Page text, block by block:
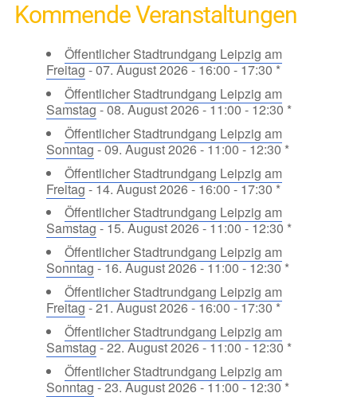
Kommende Veranstaltungen
Öffentlicher Stadtrundgang Leipzig am
Freitag- 07. August 2026 - 16:00 - 17:30 *
Öffentlicher Stadtrundgang Leipzig am
Samstag- 08. August 2026 - 11:00 - 12:30 *
Öffentlicher Stadtrundgang Leipzig am
Sonntag- 09. August 2026 - 11:00 - 12:30 *
Öffentlicher Stadtrundgang Leipzig am
Freitag- 14. August 2026 - 16:00 - 17:30 *
Öffentlicher Stadtrundgang Leipzig am
Samstag- 15. August 2026 - 11:00 - 12:30 *
Öffentlicher Stadtrundgang Leipzig am
Sonntag- 16. August 2026 - 11:00 - 12:30 *
Öffentlicher Stadtrundgang Leipzig am
Freitag- 21. August 2026 - 16:00 - 17:30 *
Öffentlicher Stadtrundgang Leipzig am
Samstag- 22. August 2026 - 11:00 - 12:30 *
Öffentlicher Stadtrundgang Leipzig am
Sonntag- 23. August 2026 - 11:00 - 12:30 *